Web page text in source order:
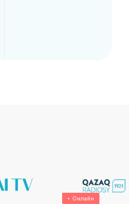
Онлайн